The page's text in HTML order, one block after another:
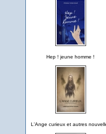
Hep ! jeune homme !
L'Ange curieux et autres